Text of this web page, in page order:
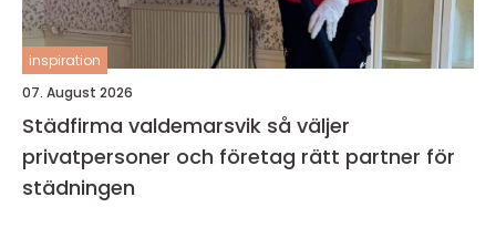
inspiration
07. August 2026
Städfirma valdemarsvik så väljer
privatpersoner och företag rätt partner för
städningen